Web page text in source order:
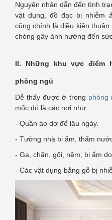
Nguyên nhân dẫn đến tình
vật dụng, đồ đạc bị nhiễm
cũng chính là điều kiện
chóng gây ảnh hưởng đến
II. Những khu vực điểm
phòng ngủ
Dễ thấy được ở trong phòng
mốc đó là các nơi như:
- Quần áo dơ để lâu ngày.
- Tường nhà bị ẩm, thấm
- Ga, chăn, gối, nệm, bị ẩm
- Các vật dụng bằng gỗ bị